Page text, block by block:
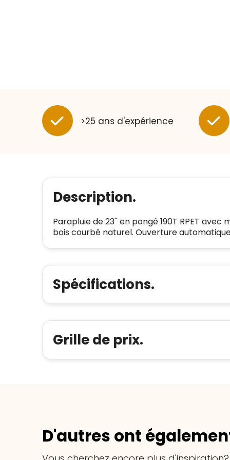
>25 ans d'expérience
Description.
Parapluie de 23'' en pongé 190T RPET
bois courbé naturel. Ouverture
Spécifications.
Grille de prix.
D'autres ont